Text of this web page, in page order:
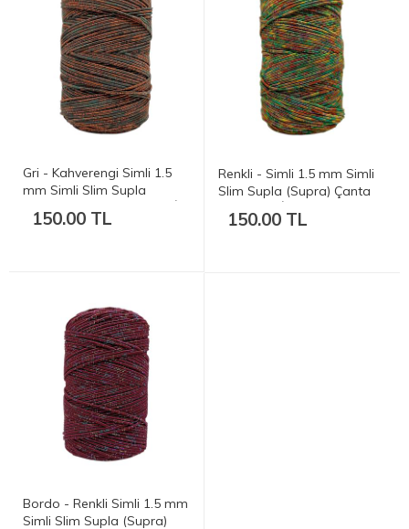
Gri - Kahverengi Simli 1.5
mm Simli Slim Supla
- 180-200 gr. 200 mt.
150.00 TL
Renkli - Simli 1.5 mm Simli
Slim Supla (Supra) Çanta
200 mt.
150.00 TL
Bordo - Renkli Simli 1.5 mm
Simli Slim Supla (Supra)